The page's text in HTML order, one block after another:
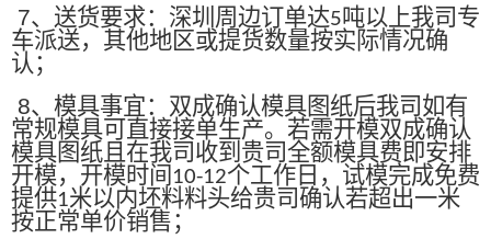
7、送货要求：深圳周边订单达5吨以上我司专
车派送，其他地区或提货数量按实际情况确
认；
8、模具事宜：双成确认模具图纸后我司如有
常规模具可直接接单生产。若需开模双成确认
模具图纸且在我司收到贵司全额模具费即安排
开模，开模时间 10-12个工作日，试模完成免费
提供1米以内坯料料头给贵司确认若超出一米
按正常单价销售；